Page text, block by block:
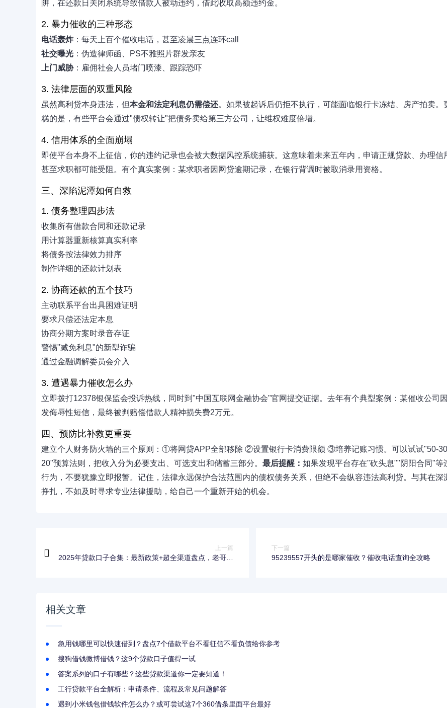
阱，在还款日关闭系统导致借款人被动违约，借此收取高额违约金。
2. 暴力催收的三种形态
电话轰炸：每天上百个催收电话，甚至凌晨三点连环call
社交曝光 ：伪造律师函、PS不雅照片群发亲友
上门威胁：雇佣社会人员堵门喷漆、跟踪恐吓
3. 法律层面的双重风险
虽然高利贷本身违法，但本金和法定利息仍需偿还。如果被起诉后仍拒不执行，可能面临银行卡冻结、房产拍卖。
糕的是，有些平台会通过"债权转让"把债务卖给第三方公司，让维权难度倍增。
4. 信用体系的全面崩塌
即使平台本身不上征信，你的违约记录也会被大数据风控系统捕获。这意味着未来五年内，申请正规贷款、办理信
甚至求职都可能受阻。有个真实案例：某求职者因网贷逾期记录，在银行背调时被取消录用资格。
三、深陷泥潭如何自救
1. 债务整理四步法
收集所有借款合同和还款记录
用计算器重新核算真实利率
将债务按法律效力排序
制作详细的还款计划表
2. 协商还款的五个技巧
主动联系平台出具困难证明
要求只偿还法定本息
协商分期方案时录音存证
警惕"减免利息"的新型诈骗
通过金融调解委员会介入
3. 遭遇暴力催收怎么办
立即拨打12378银保监会投诉热线，同时到"中国互联网金融协会"官网提交证据。去年有个典型案例：某催收公司
发侮辱性短信，最终被判赔偿借款人精神损失费2万元。
四、预防比补救更重要
建立个人财务防火墙的三个原则：①将网贷APP全部移除 ②设置银行卡消费限额 ③培养记账习惯。可以试试"50-
20"预算法则，把收入分为必要支出、可选支出和储蓄三部分。 最后提醒： 如果发现平台存在"砍头息""阴阳合同"等
行为，不要犹豫立即报警。记住，法律永远保护合法范围内的债权债务关系，但绝不会纵容违法高利贷。与其在深
挣扎，不如及时寻求专业法律援助，给自己一个重新开始的机会。
上一篇
2025年贷款口子合集：最新政策+超全渠道盘点，老哥必
下一篇
95239557开头的是哪家催收？催收电话查询全攻略
相关文章
急用钱哪里可以快速借到？盘点7个借款平台不看征信不看负债给你参考
搜狗借钱微博借钱？这9个贷款口子值得一试
答案系列的口子有哪些？这些贷款渠道你一定要知道！
工行贷款平台全解析：申请条件、流程及常见问题解答
遇到小米钱包借钱软件怎么办？或可尝试这7个360借条里面平台最好